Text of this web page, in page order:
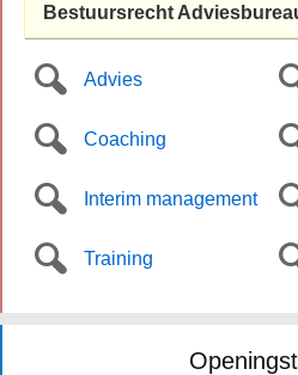
Bestuursrecht
Advies
Coaching
Interim management
Training